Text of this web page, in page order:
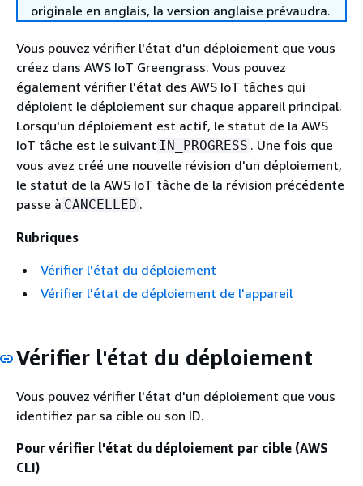
originale en anglais, la version anglaise prévaudra.
Vous pouvez vérifier l'état d'un déploiement que vous
créez dans AWS IoT Greengrass. Vous pouvez
également vérifier l'état des AWS IoT tâches qui
déploient le déploiement sur chaque appareil principal.
Lorsqu'un déploiement est actif, le statut de la AWS
IoT tâche est le suivant IN_PROGRESS . Une fois que
vous avez créé une nouvelle révision d'un déploiement,
le statut de la AWS IoT tâche de la révision précédente
passe à CANCELLED .
Rubriques
Vérifier l'état du déploiement
Vérifier l'état de déploiement de l'appareil
Vérifier l'état du déploiement
Vous pouvez vérifier l'état d'un déploiement que vous
identifiez par sa cible ou son ID.
Pour vérifier l'état du déploiement par cible (AWS
CLI)